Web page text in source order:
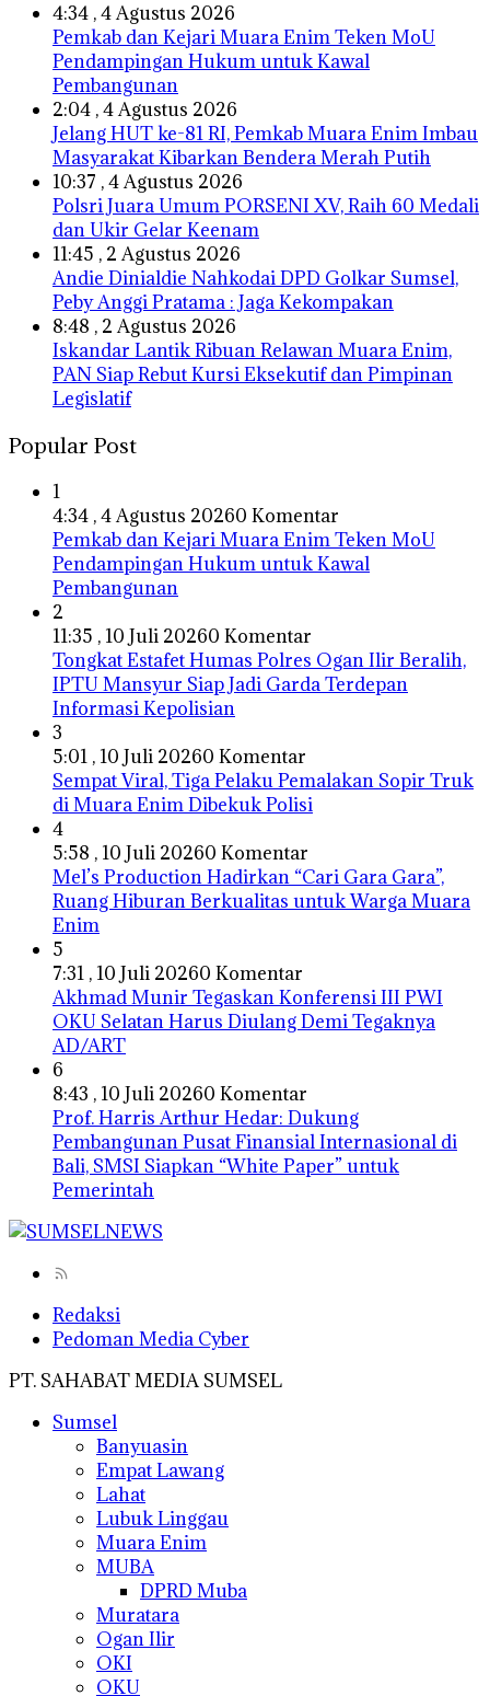
4:34 , 4 Agustus 2026
Pemkab dan Kejari Muara Enim Teken MoU
Pendampingan Hukum untuk Kawal
Pembangunan
2:04 , 4 Agustus 2026
Jelang HUT ke-81 RI, Pemkab Muara Enim Imbau
Masyarakat Kibarkan Bendera Merah Putih
10:37 , 4 Agustus 2026
Polsri Juara Umum PORSENI XV, Raih 60 Medali
dan Ukir Gelar Keenam
11:45 , 2 Agustus 2026
Andie Dinialdie Nahkodai DPD Golkar Sumsel,
Peby Anggi Pratama : Jaga Kekompakan
8:48 , 2 Agustus 2026
Iskandar Lantik Ribuan Relawan Muara Enim,
PAN Siap Rebut Kursi Eksekutif dan Pimpinan
Legislatif
Popular Post
1
4:34 , 4 Agustus 20260 Komentar
Pemkab dan Kejari Muara Enim Teken MoU
Pendampingan Hukum untuk Kawal
Pembangunan
2
11:35 , 10 Juli 20260 Komentar
Tongkat Estafet Humas Polres Ogan Ilir Beralih,
IPTU Mansyur Siap Jadi Garda Terdepan
Informasi Kepolisian
3
5:01 , 10 Juli 20260 Komentar
Sempat Viral, Tiga Pelaku Pemalakan Sopir Truk
di Muara Enim Dibekuk Polisi
4
5:58 , 10 Juli 20260 Komentar
Mel’s Production Hadirkan “Cari Gara Gara”,
Ruang Hiburan Berkualitas untuk Warga Muara
Enim
5
7:31 , 10 Juli 20260 Komentar
Akhmad Munir Tegaskan Konferensi III PWI
OKU Selatan Harus Diulang Demi Tegaknya
AD/ART
6
8:43 , 10 Juli 20260 Komentar
Prof. Harris Arthur Hedar: Dukung
Pembangunan Pusat Finansial Internasional di
Bali, SMSI Siapkan “White Paper” untuk
Pemerintah
Redaksi
Pedoman Media Cyber
PT. SAHABAT MEDIA SUMSEL
Sumsel
Banyuasin
Empat Lawang
Lahat
Lubuk Linggau
Muara Enim
MUBA
DPRD Muba
Muratara
Ogan Ilir
OKI
OKU